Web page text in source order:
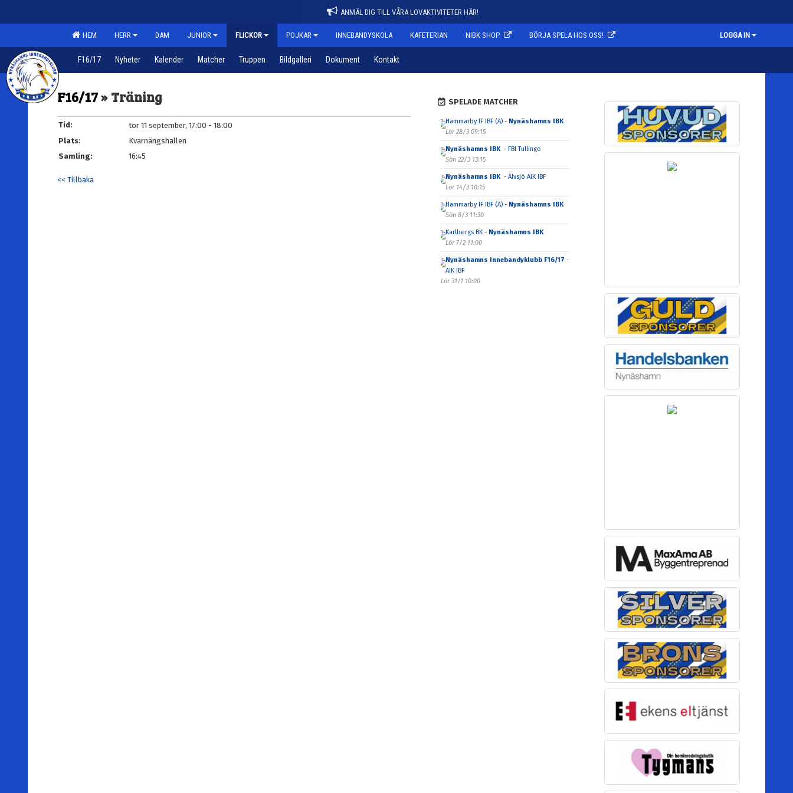
ANMÄL DIG TILL VÅRA LOVAKTIVITETER HÄR!
HEM HERR DAM JUNIOR FLICKOR POJKAR INNEBANDYSKOLA KAFETERIAN NIBK SHOP BÖRJA SPELA HOS OSS! LOGGA IN
F16/17 Nyheter Kalender Matcher Truppen Bildgalleri Dokument Kontakt
F16/17» Träning
Tid:
tor 11 september, 17:00 - 18:00
Plats:
Kvarnängshallen
Samling:
16:45
<< Tillbaka
SPELADE MATCHER
Hammarby IF IBF (A) - Nynäshamns IBK
Lör 28/3 09:15
Nynäshamns IBK - FBI Tullinge
Sön 22/3 13:15
Nynäshamns IBK - Älvsjö AIK IBF
Lör 14/3 10:15
Hammarby IF IBF (A) - Nynäshamns IBK
Sön 8/3 11:30
Karlbergs BK - Nynäshamns IBK
Lör 7/2 11:00
Nynäshamns Innebandyklubb F16/17 -
AIK IBF
Lör 31/1 10:00